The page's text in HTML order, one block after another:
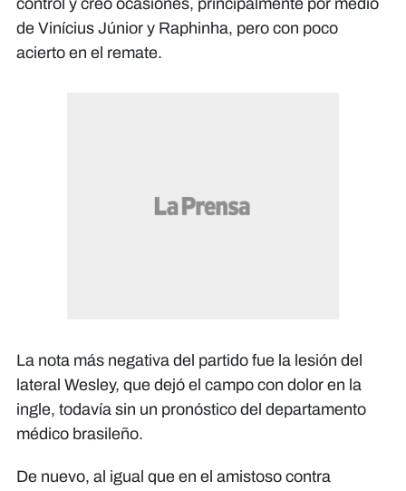
control y creó ocasiones, principalmente por medio
de Vinícius Júnior y Raphinha, pero con poco
acierto en el remate.
La nota más negativa del partido fue la lesión del
lateral Wesley, que dejó el campo con dolor en la
ingle, todavía sin un pronóstico del departamento
médico brasileño.
De nuevo, al igual que en el amistoso contra